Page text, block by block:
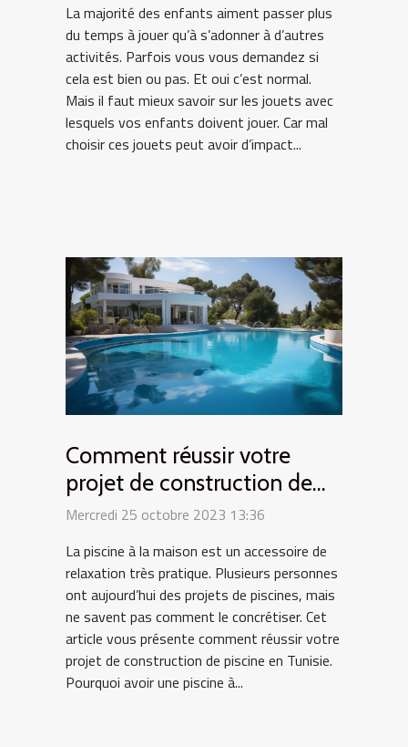
La majorité des enfants aiment passer plus
du temps à jouer qu’à s’adonner à d’autres
activités. Parfois vous vous demandez si
cela est bien ou pas. Et oui c’est normal.
Mais il faut mieux savoir sur les jouets avec
lesquels vos enfants doivent jouer. Car mal
choisir ces jouets peut avoir d’impact...
Comment réussir votre
projet de construction de
piscine en Tunisie ?
Mercredi 25 octobre 2023 13:36
La piscine à la maison est un accessoire de
relaxation très pratique. Plusieurs personnes
ont aujourd’hui des projets de piscines, mais
ne savent pas comment le concrétiser. Cet
article vous présente comment réussir votre
projet de construction de piscine en Tunisie.
Pourquoi avoir une piscine à...